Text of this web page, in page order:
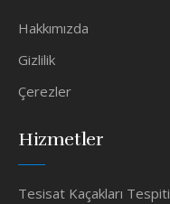
Hakkımızda
Gizlilik
Çerezler
Hizmetler
Tesisat Kaçakları Tespiti